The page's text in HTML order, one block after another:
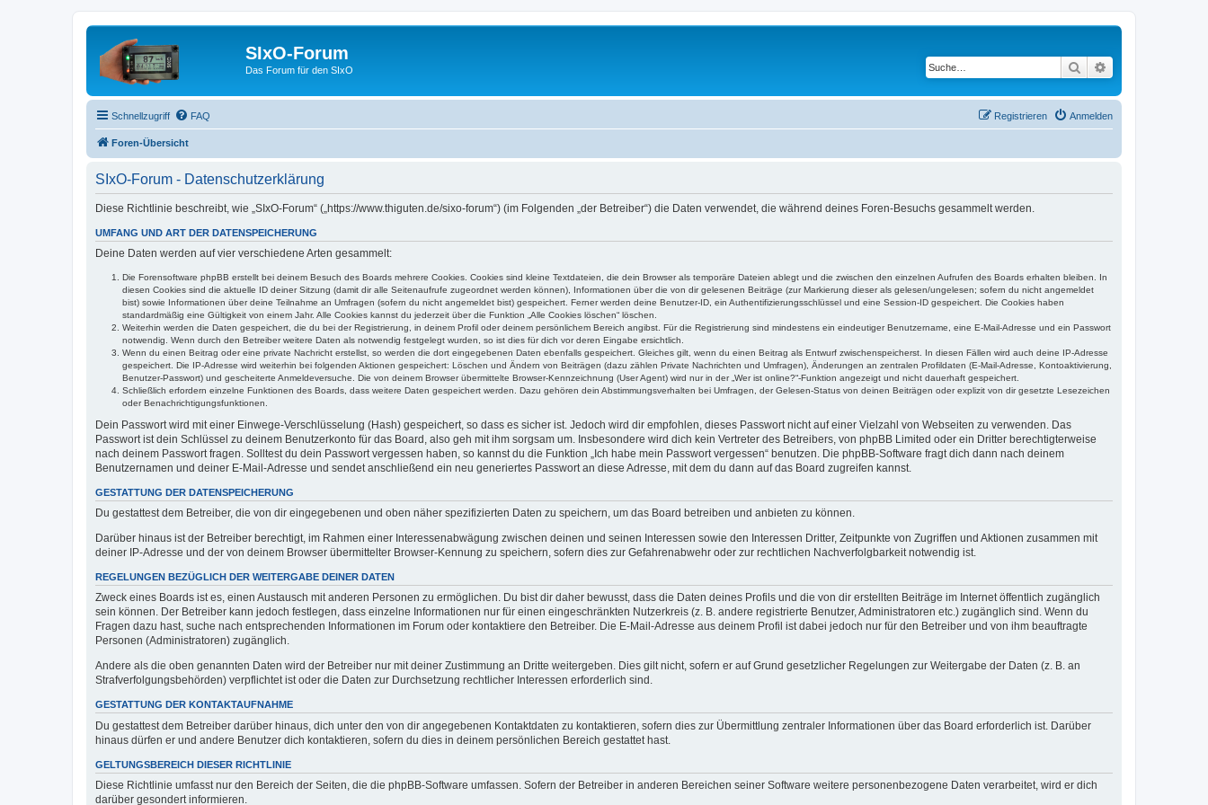
SIxO-Forum
Das Forum für den SIxO Suche
Schnellzugriff FAQ Anmelden
Registrieren
Foren-Übersicht
SIxO-Forum - Datenschutzerklärung
Diese Richtlinie beschreibt, wie „SIxO-Forum“ („https://www.thiguten.de/sixo-forum“) (im Folgenden „der Betreiber“) die Daten verwendet, die während deines Foren-Besuchs gesammelt werden.
UMFANG UND ART DER DATENSPEICHERUNG
Deine Daten werden auf vier verschiedene Arten gesammelt:
Die Forensoftware phpBB erstellt bei deinem Besuch des Boards mehrere Cookies. Cookies sind kleine Textdateien, die dein Browser als temporäre Dateien ablegt und die zwischen den einzelnen Aufrufen des Boards erhalten bleiben. In
diesen Cookies sind die aktuelle ID deiner Sitzung (damit dir alle Seitenaufrufe zugeordnet werden können), Informationen über die von dir gelesenen Beiträge (zur Markierung dieser als gelesen/ungelesen; sofern du nicht angemeldet
bist) sowie Informationen über deine Teilnahme an Umfragen (sofern du nicht angemeldet bist) gespeichert. Ferner werden deine Benutzer-ID, ein Authentifizierungsschlüssel und eine Session-ID gespeichert. Die Cookies haben
standardmäßig eine Gültigkeit von einem Jahr. Alle Cookies kannst du jederzeit über die Funktion „Alle Cookies löschen“ löschen.
Weiterhin werden die Daten gespeichert, die du bei der Registrierung, in deinem Profil oder deinem persönlichem Bereich angibst. Für die Registrierung sind mindestens ein eindeutiger Benutzername, eine E-Mail-Adresse und ein Passwort
notwendig. Wenn durch den Betreiber weitere Daten als notwendig festgelegt wurden, so ist dies für dich vor deren Eingabe ersichtlich.
Wenn du einen Beitrag oder eine private Nachricht erstellst, so werden die dort eingegebenen Daten ebenfalls gespeichert. Gleiches gilt, wenn du einen Beitrag als Entwurf zwischenspeicherst. In diesen Fällen wird auch deine IP-Adresse
gespeichert. Die IP-Adresse wird weiterhin bei folgenden Aktionen gespeichert: Löschen und Ändern von Beiträgen (dazu zählen Private Nachrichten und Umfragen), Änderungen an zentralen Profildaten (E-Mail-Adresse, Kontoaktivierung,
Benutzer-Passwort) und gescheiterte Anmeldeversuche. Die von deinem Browser übermittelte Browser-Kennzeichnung (User Agent) wird nur in der „Wer ist online?“-Funktion angezeigt und nicht dauerhaft gespeichert.
Schließlich erfordern einzelne Funktionen des Boards, dass weitere Daten gespeichert werden. Dazu gehören dein Abstimmungsverhalten bei Umfragen, der Gelesen-Status von deinen Beiträgen oder explizit von dir gesetzte Lesezeichen
oder Benachrichtigungsfunktionen.
Dein Passwort wird mit einer Einwege-Verschlüsselung (Hash) gespeichert, so dass es sicher ist. Jedoch wird dir empfohlen, dieses Passwort nicht auf einer Vielzahl von Webseiten zu verwenden. Das
Passwort ist dein Schlüssel zu deinem Benutzerkonto für das Board, also geh mit ihm sorgsam um. Insbesondere wird dich kein Vertreter des Betreibers, von phpBB Limited oder ein Dritter berechtigterweise
nach deinem Passwort fragen. Solltest du dein Passwort vergessen haben, so kannst du die Funktion „Ich habe mein Passwort vergessen“ benutzen. Die phpBB-Software fragt dich dann nach deinem
Benutzernamen und deiner E-Mail-Adresse und sendet anschließend ein neu generiertes Passwort an diese Adresse, mit dem du dann auf das Board zugreifen kannst.
GESTATTUNG DER DATENSPEICHERUNG
Du gestattest dem Betreiber, die von dir eingegebenen und oben näher spezifizierten Daten zu speichern, um das Board betreiben und anbieten zu können.
Darüber hinaus ist der Betreiber berechtigt, im Rahmen einer Interessenabwägung zwischen deinen und seinen Interessen sowie den Interessen Dritter, Zeitpunkte von Zugriffen und Aktionen zusammen mit
deiner IP-Adresse und der von deinem Browser übermittelter Browser-Kennung zu speichern, sofern dies zur Gefahrenabwehr oder zur rechtlichen Nachverfolgbarkeit notwendig ist.
REGELUNGEN BEZÜGLICH DER WEITERGABE DEINER DATEN
Zweck eines Boards ist es, einen Austausch mit anderen Personen zu ermöglichen. Du bist dir daher bewusst, dass die Daten deines Profils und die von dir erstellten Beiträge im Internet öffentlich zugänglich
sein können. Der Betreiber kann jedoch festlegen, dass einzelne Informationen nur für einen eingeschränkten Nutzerkreis (z. B. andere registrierte Benutzer, Administratoren etc.) zugänglich sind. Wenn du
Fragen dazu hast, suche nach entsprechenden Informationen im Forum oder kontaktiere den Betreiber. Die E-Mail-Adresse aus deinem Profil ist dabei jedoch nur für den Betreiber und von ihm beauftragte
Personen (Administratoren) zugänglich.
Andere als die oben genannten Daten wird der Betreiber nur mit deiner Zustimmung an Dritte weitergeben. Dies gilt nicht, sofern er auf Grund gesetzlicher Regelungen zur Weitergabe der Daten (z. B. an
Strafverfolgungsbehörden) verpflichtet ist oder die Daten zur Durchsetzung rechtlicher Interessen erforderlich sind.
GESTATTUNG DER KONTAKTAUFNAHME
Du gestattest dem Betreiber darüber hinaus, dich unter den von dir angegebenen Kontaktdaten zu kontaktieren, sofern dies zur Übermittlung zentraler Informationen über das Board erforderlich ist. Darüber
hinaus dürfen er und andere Benutzer dich kontaktieren, sofern du dies in deinem persönlichen Bereich gestattet hast.
GELTUNGSBEREICH DIESER RICHTLINIE
Diese Richtlinie umfasst nur den Bereich der Seiten, die die phpBB-Software umfassen. Sofern der Betreiber in anderen Bereichen seiner Software weitere personenbezogene Daten verarbeitet, wird er dich
darüber gesondert informieren.